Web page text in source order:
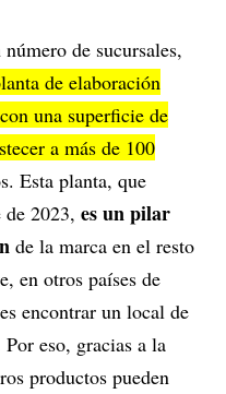
de sucursales,
de elaboración
una superficie de
a más de 100
Esta planta, que
2023, es un pilar
de la marca en el resto
en otros países de
encontrar un local de
eso, gracias a la
productos pueden